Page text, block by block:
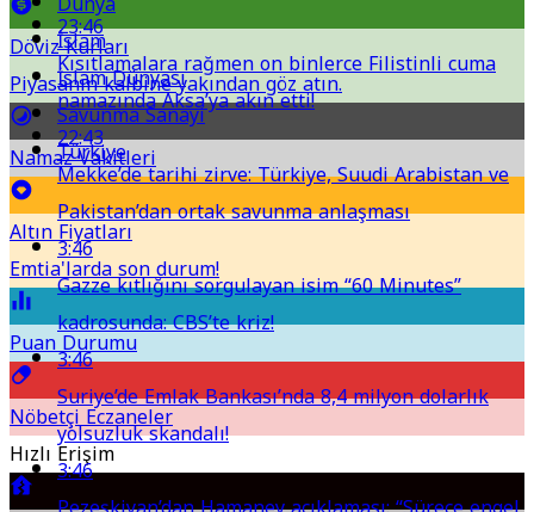
Döviz Kurları
Piyasanın kalbine yakından göz atın.
Namaz Vakitleri
Altın Fiyatları
Emtia'larda son durum!
Puan Durumu
Nöbetçi Eczaneler
Hızlı Erişim
İslam
İslam Dünyası
Savunma Sanayi
Türkiye
23:46
Kısıtlamalara rağmen on binlerce Filistinli cuma
namazında Aksa’ya akın etti!
22:43
Mekke’de tarihi zirve: Türkiye, Suudi Arabistan ve
Pakistan’dan ortak savunma anlaşması
3:46
Gazze kıtlığını sorgulayan isim “60 Minutes”
kadrosunda: CBS’te kriz!
3:46
Suriye’de Emlak Bankası’nda 8,4 milyon dolarlık
yolsuzluk skandalı!
3:46